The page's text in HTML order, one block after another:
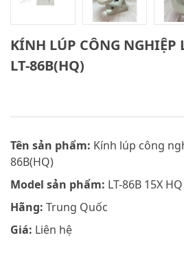
KÍNH LÚP CÔNG NGHIỆP
LT-86B(HQ)
Tên sản phẩm: Kính lúp công
86B(HQ)
Model sản phẩm: LT-86B 15X HQ
Hãng: Trung Quốc
Giá: Liên hệ